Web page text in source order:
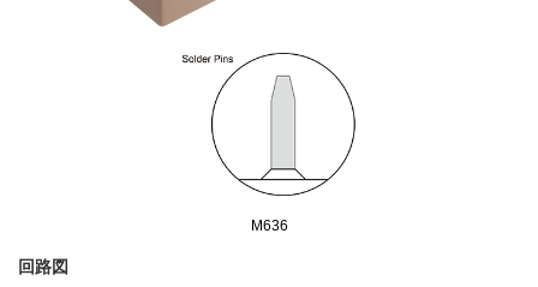
M636
回路図